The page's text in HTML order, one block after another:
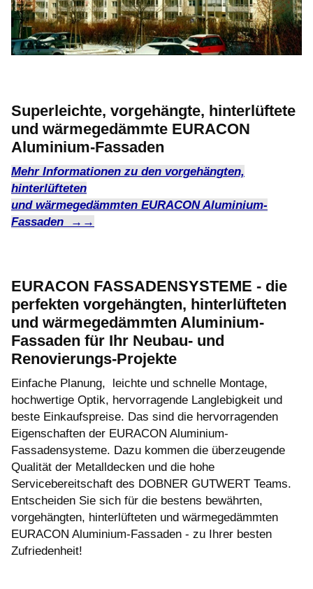
Superleichte, vorgehängte, hinterlüftete
und wärmegedämmte EURACON
Aluminium-Fassaden
Mehr Informationen zu den vorgehängten,
hinterlüfteten
und wärmegedämmten EURACON Aluminium-
Fassaden →→
EURACON FASSADENSYSTEME - die
perfekten vorgehängten, hinterlüfteten
und wärmegedämmten Aluminium-
Fassaden für Ihr Neubau- und
Renovierungs-Projekte
Einfache Planung, leichte und schnelle Montage,
hochwertige Optik, hervorragende Langlebigkeit und
beste Einkaufspreise. Das sind die hervorragenden
Eigenschaften der EURACON Aluminium-
Fassadensysteme. Dazu kommen die überzeugende
Qualität der Metalldecken und die hohe
Servicebereitschaft des DOBNER GUTWERT Teams.
Entscheiden Sie sich für die bestens bewährten,
vorgehängten, hinterlüfteten und wärmegedämmten
EURACON Aluminium-Fassaden - zu Ihrer besten
Zufriedenheit!